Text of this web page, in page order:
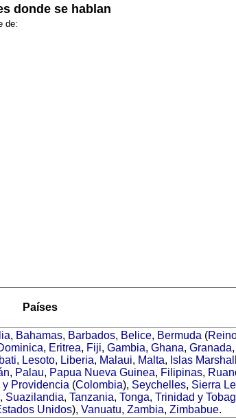
donde se hablan
de:
Países
, Bahamas, Barbados, Belice, Bermuda (
, Eritrea, Fiji, Gambia, Ghana, Granada,
, Lesoto, Liberia, Malaui, Malta, Islas Marshall
, Palau, Papua Nueva Guinea, Filipinas,
y Providencia (Colombia), Seychelles, Sierra
, Suazilandia, Tanzania, Tonga, Trinidad y
Unidos), Vanuatu, Zambia, Zimbabue.